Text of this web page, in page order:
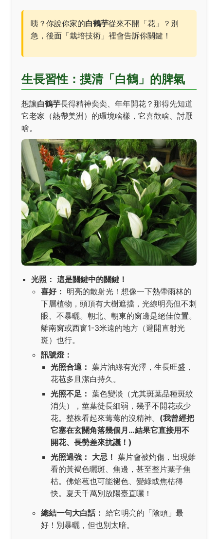
咦？你說你家的白鶴芋從來不開「花」？別
急，後面「栽培技術」裡會告訴你關鍵！
生長習性：摸清「白鶴」的脾氣
想讓白鶴芋長得精神奕奕、年年開花？那得先知道
它老家（熱帶美洲）的環境啥樣，它喜歡啥、討厭
啥。
光照： 這是關鍵中的關鍵！
喜好： 明亮的散射光！想像一下熱帶雨林的
下層植物，頭頂有大樹遮擋，光線明亮但不刺
眼、不暴曬。朝北、朝東的窗邊是絕佳位置。
離南窗或西窗1-3米遠的地方（避開直射光
斑）也行。
訊號燈：
光照合適： 葉片油綠有光澤，生長旺盛，
花苞多且潔白持久。
光照不足： 葉色變淡（尤其斑葉品種斑紋
消失），莖葉徒長細弱，幾乎不開花或少
花。整株看起來蔫蔫的沒精神。 (我曾經把
它塞在玄關角落幾個月…結果它直接用不
開花、長勢差來抗議！)
光照過強： 大忌！ 葉片會被灼傷，出現難
看的黃褐色曬斑、焦邊，甚至整片葉子焦
枯。佛焰苞也可能褪色、變綠或焦枯得
快。夏天千萬別放陽臺直曬！
總結一句大白話： 給它明亮的「陰頭」最
好！別暴曬，但也別太暗。